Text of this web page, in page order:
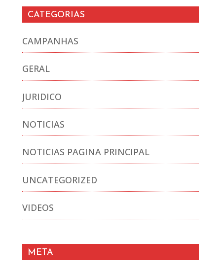
CATEGORIAS
CAMPANHAS
GERAL
JURIDICO
NOTICIAS
NOTICIAS PAGINA PRINCIPAL
UNCATEGORIZED
VIDEOS
META